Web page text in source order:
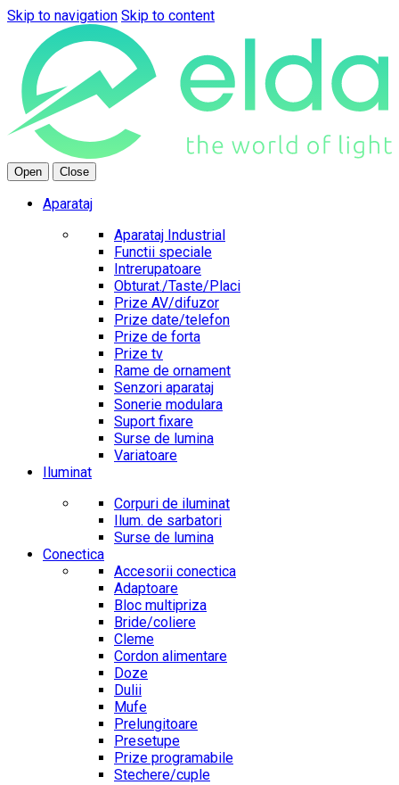
Skip to navigation Skip to content
Open Close
Aparataj
Aparataj Industrial
Functii speciale
Intrerupatoare
Obturat./Taste/Placi
Prize AV/difuzor
Prize date/telefon
Prize de forta
Prize tv
Rame de ornament
Senzori aparataj
Sonerie modulara
Suport fixare
Surse de lumina
Variatoare
Iluminat
Corpuri de iluminat
Ilum. de sarbatori
Surse de lumina
Conectica
Accesorii conectica
Adaptoare
Bloc multipriza
Bride/coliere
Cleme
Cordon alimentare
Doze
Dulii
Mufe
Prelungitoare
Presetupe
Prize programabile
Stechere/cuple